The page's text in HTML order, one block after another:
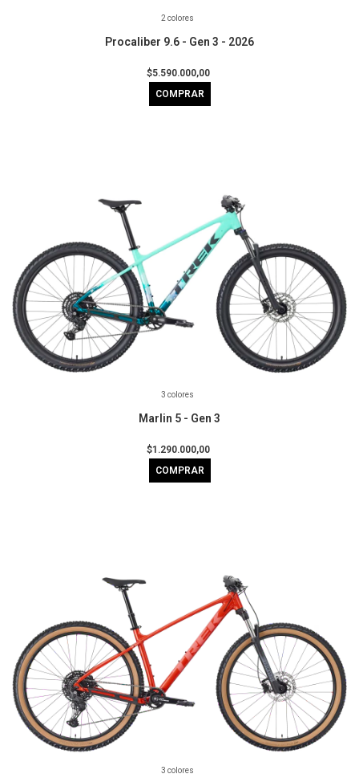
2 colores
Procaliber 9.6 - Gen 3 - 2026
$5.590.000,00
COMPRAR
3 colores
Marlin 5 - Gen 3
$1.290.000,00
COMPRAR
3 colores